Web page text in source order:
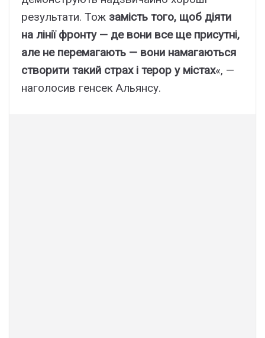
результати. Тож замість того, щоб діяти
на лінії фронту — де вони все ще присутні,
але не перемагають — вони намагаються
створити такий страх і терор у містах«, —
наголосив генсек Альянсу.